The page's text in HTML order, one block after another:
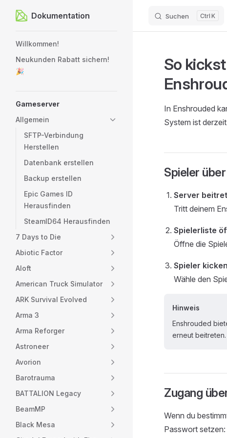
Zum Inhalt springen
Dokumentation Suchen K
Willkommen!
Neukunden Rabatt sichern!
🎉
Gameserver
Allgemein
SFTP-Verbindung
Herstellen
Datenbank erstellen
Backup erstellen
Epic Games ID
Herausfinden
SteamID64 Herausfinden
7 Days to Die
Abiotic Factor
Aloft
American Truck Simulator
ARK Survival Evolved
Arma 3
Arma Reforger
Astroneer
Avorion
Barotrauma
BATTALION Legacy
BeamMP
Black Mesa
So
In Enshrouded
System ist
Spieler
Server
Tritt deinem
Spielerliste
Öffne die
Spieler kicken
Wähle den
Hinweis
Enshrouded
erneut beitreten.
Zugang
Wenn du
Passwort setzen: